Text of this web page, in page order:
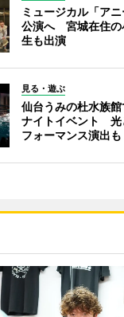
ミュージカル「ア
公演へ 宮城在住の
生も出演
見る・遊ぶ
仙台うみの杜水族
ナイトイベント 光
フォーマンス演出も